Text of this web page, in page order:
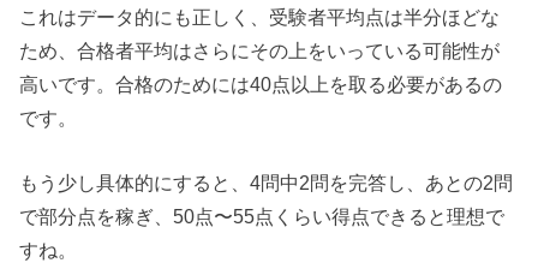
これはデータ的にも正しく、受験者平均点は半分ほどな
ため、合格者平均はさらにその上をいっている可能性が
高いです。合格のためには40点以上を取る必要があるの
です。
もう少し具体的にすると、4問中2問を完答し、あとの2問
で部分点を稼ぎ、50点〜55点くらい得点できると理想で
すね。